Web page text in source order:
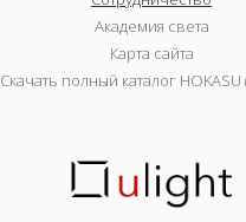
Академия света
Карта сайта
Скачать полный каталог